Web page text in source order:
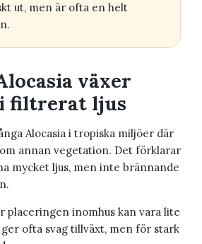
ut, men är ofta en helt
växer
filtrerat ljus
Alocasia i tropiska miljöer där
annan vegetation. Det förklarar
mycket ljus, men inte brännande
placeringen inomhus kan vara lite
ofta svag tillväxt, men för stark